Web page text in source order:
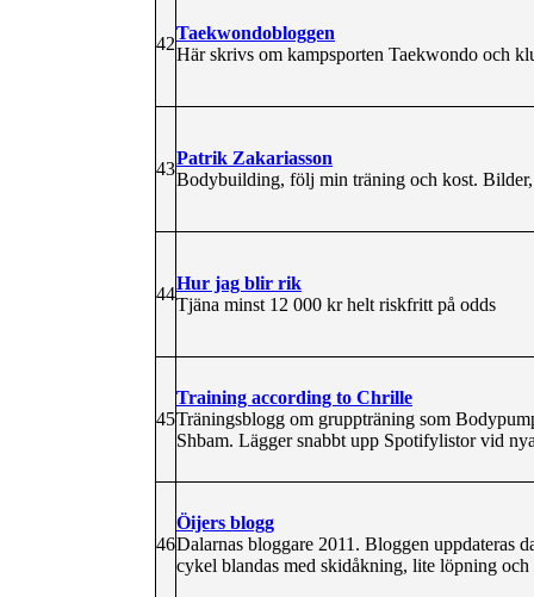
42
Taekwondobloggen
Här skrivs om kampsporten Taekwondo och
43
Patrik Zakariasson
Bodybuilding, följ min träning och kost.
44
Hur jag blir rik
Tjäna minst 12 000 kr helt riskfritt på odds
45
Training according to Chrille
Träningsblogg om gruppträning som
Shbam. Lägger snabbt upp Spotifylistor vid
46
Öijers blogg
Dalarnas bloggare 2011. Bloggen uppdateras
cykel blandas med skidåkning, lite löpning